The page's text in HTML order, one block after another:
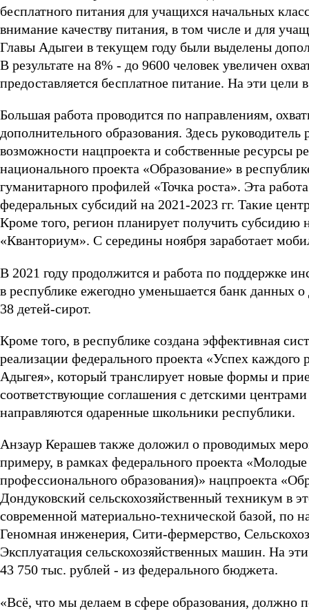
бесплатного питания для учащихся начальных
внимание качеству питания, в том числе и для
Главы Адыгеи в текущем году были выделены
В результате на 8% - до 9600 человек увеличен
предоставляется бесплатное питание. На эти
Большая работа проводится по направлениям,
дополнительного образования. Здесь
возможности нацпроекта и собственные ресурсы
национального проекта «Образование» в
гуманитарного профилей «Точка роста». Эта
федеральных субсидий на 2021-2023 гг. Такие
Кроме того, регион планирует получить субсидию
«Кванториум». С середины ноября заработает
В 2021 году продолжится и работа по поддержке
в республике ежегодно уменьшается банк данных
38 детей-сирот.
Кроме того, в республике создана эффективная
реализации федерального проекта «Успех
Адыгея», который транслирует новые формы и
соответствующие соглашения с детскими
направляются одаренные школьники республики.
Анзаур Керашев также доложил о проводимых
примеру, в рамках федерального проекта
профессионального образования)» нацпроекта
Дондуковский сельскохозяйственный техникум в
современной материально-технической базой, по
Геномная инженерия, Сити-фермерство,
Эксплуатация сельскохозяйственных машин. На
43 750 тыс. рублей - из федерального бюджета.
«Всё, что мы делаем в сфере образования, должно